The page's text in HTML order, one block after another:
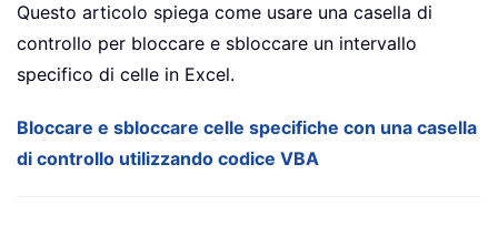
Questo articolo spiega come usare una casella di
controllo per bloccare e sbloccare un intervallo
specifico di celle in Excel.
Bloccare e sbloccare celle specifiche con una casella
di controllo utilizzando codice VBA